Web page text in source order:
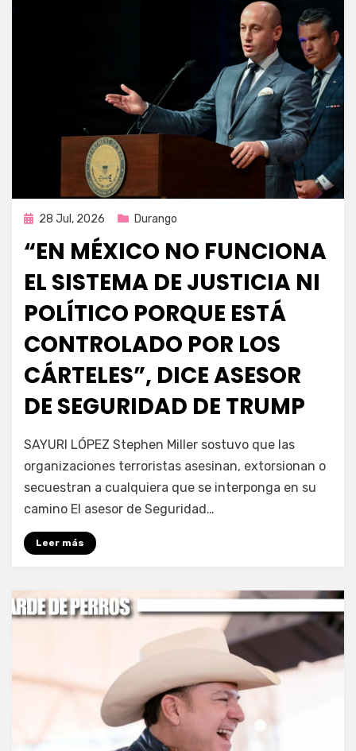
Publicada
28 Jul, 2026 Durango
“EN MÉXICO NO FUNCIONA
EL SISTEMA DE JUSTICIA NI
POLÍTICO PORQUE ESTÁ
CONTROLADO POR LOS
CÁRTELES”, DICE ASESOR
DE SEGURIDAD DE TRUMP
porFernando Miranda Servín
SAYURI LÓPEZ Stephen Miller sostuvo que las
organizaciones terroristas asesinan, extorsionan o
secuestran a cualquiera que se interponga en su
camino El asesor de Seguridad…
Leer más